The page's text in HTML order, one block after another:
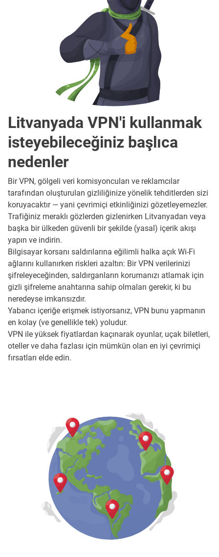
Litvanyada VPN'i kullanmak
isteyebileceğiniz başlıca
nedenler
Bir VPN, gölgeli veri komisyoncuları ve reklamcılar
tarafından oluşturulan gizliliğinize yönelik tehditlerden sizi
koruyacaktır — yani çevrimiçi etkinliğinizi gözetleyemezler.
Trafiğiniz meraklı gözlerden gizlenirken Litvanyadan veya
başka bir ülkeden güvenli bir şekilde (yasal) içerik akışı
yapın ve indirin.
Bilgisayar korsanı saldırılarına eğilimli halka açık Wi-Fi
ağlarını kullanırken riskleri azaltın: Bir VPN verilerinizi
şifreleyeceğinden, saldırganların korumanızı atlamak için
gizli şifreleme anahtarına sahip olmaları gerekir, ki bu
neredeyse imkansızdır.
Yabancı içeriğe erişmek istiyorsanız, VPN bunu yapmanın
en kolay (ve genellikle tek) yoludur.
VPN ile yüksek fiyatlardan kaçınarak oyunlar, uçak biletleri,
oteller ve daha fazlası için mümkün olan en iyi çevrimiçi
fırsatları elde edin.